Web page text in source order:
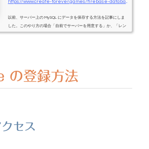
以前、サーバー上の MySQL にデータを保存する方法を記事にしま
した。このやり方の場合「自前でサーバーを用意する」か、「レン
タルサーバーを借りる」必要があります。自前で用意するためには
生したりと、私はいろいろと地雷を踏みました
の登録方法
セス